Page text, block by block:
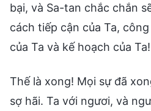
bại, và Sa-tan chắc chắn
cách tiếp cận của Ta,
của Ta và kế hoạch của Ta!
Thế là xong! Mọi sự đã
sợ hãi. Ta với ngươi, và